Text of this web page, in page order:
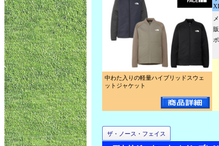
中わた入りの軽量ハイブリッドスウェ
ットジャケット
ザ・ノース・フェイス